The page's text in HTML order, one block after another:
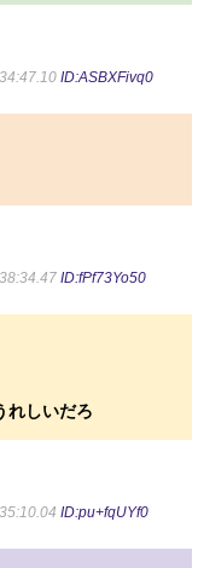
ID:ASBXFivq0
ID:fPf73Yo50
れしいだろ
ID:pu+fqUYf0